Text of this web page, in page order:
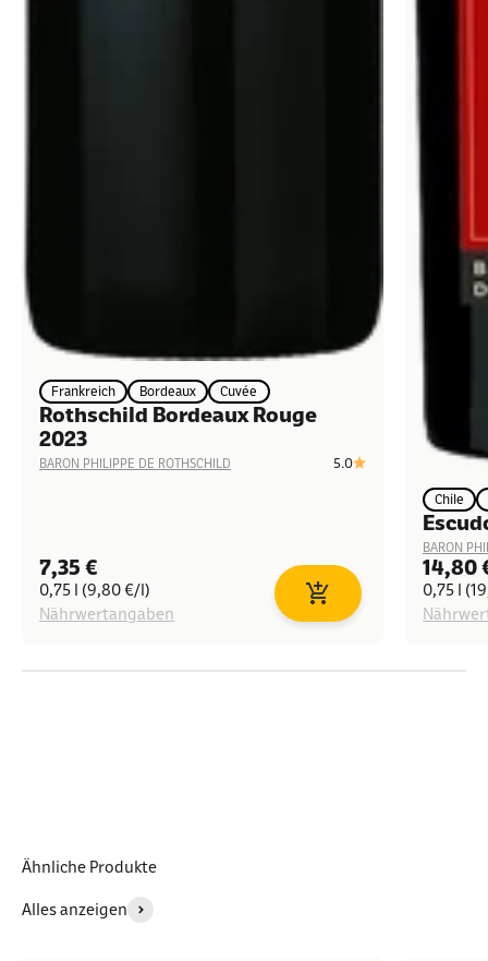
Frankreich Bordeaux Cuvée
Rothschild Bordeaux Rouge
2023
BARON PHILIPPE DE ROTHSCHILD 5.0
Angebot
7,35 €
0,75 l (9,80 €/l)
Nährwertangaben
In den Warenkorb
Chile
BARON
14,80
0,75 l
Ähnliche Produkte
Alles anzeigen